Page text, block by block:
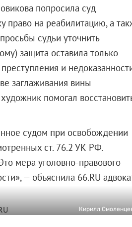
попросила суд
право на реабилитацию, а
судьи уточнить
защита оставила только
и
заглаживания вины
помогал
судом при освобождении
ст. 76.2 УК РФ.
мера уголовно-правового
— объяснила 66.RU
Кирилл